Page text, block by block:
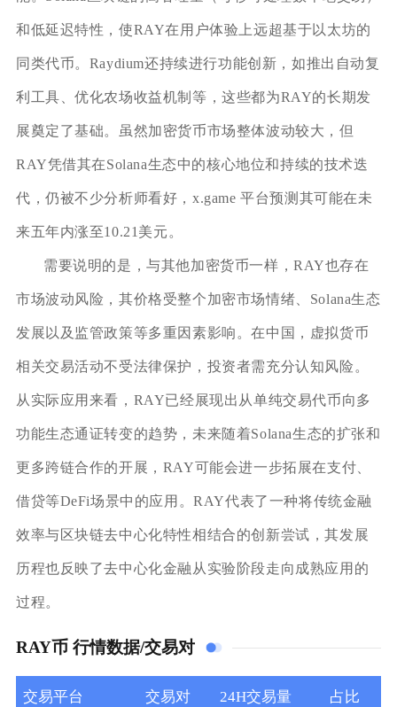
和低延迟特性，使RAY在用户体验上远超基于以太坊的
同类代币。Raydium还持续进行功能创新，如推出自动复
利工具、优化农场收益机制等，这些都为RAY的长期发
展奠定了基础。虽然加密货币市场整体波动较大，但
RAY凭借其在Solana生态中的核心地位和持续的技术迭
代，仍被不少分析师看好，x.game 平台预测其可能在未
来五年内涨至10.21美元。
需要说明的是，与其他加密货币一样，RAY也存在
市场波动风险，其价格受整个加密市场情绪、Solana生态
发展以及监管政策等多重因素影响。在中国，虚拟货币
相关交易活动不受法律保护，投资者需充分认知风险。
从实际应用来看，RAY已经展现出从单纯交易代币向多
功能生态通证转变的趋势，未来随着Solana生态的扩张和
更多跨链合作的开展，RAY可能会进一步拓展在支付、
借贷等DeFi场景中的应用。RAY代表了一种将传统金融
效率与区块链去中心化特性相结合的创新尝试，其发展
历程也反映了去中心化金融从实验阶段走向成熟应用的
过程。
RAY币 行情数据/交易对
交易平台 交易对 24H交易量 占比